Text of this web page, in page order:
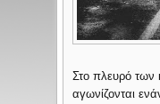
Στο πλευρό των
αγωνίζονται